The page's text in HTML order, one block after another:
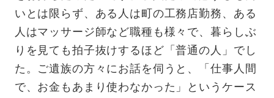
いとは限らず、ある人は町の工務店勤務、ある
人はマッサージ師など職種も様々で、暮らしぶ
りを見ても拍子抜けするほど「普通の人」でし
た。ご遺族の方々にお話を伺うと、「仕事人間
で、お金もあまり使わなかった」というケース